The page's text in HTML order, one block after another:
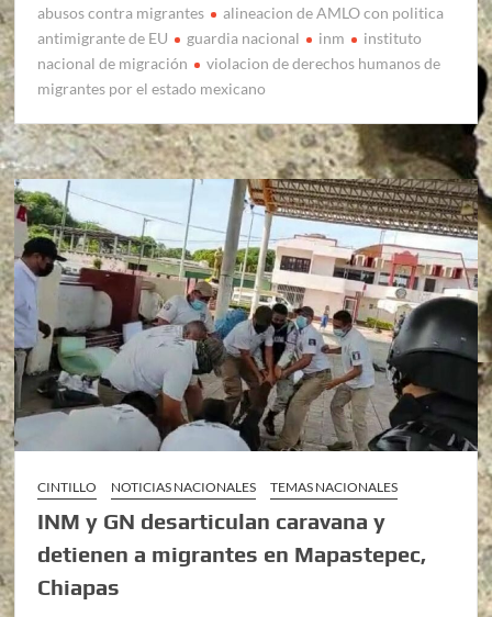
abusos contra migrantes
alineacion de AMLO con politica
antimigrante de EU
guardia nacional inm
instituto
nacional de migración
violacion de derechos humanos de
migrantes por el estado mexicano
CINTILLO NOTICIAS NACIONALES TEMAS NACIONALES
INM y GN desarticulan caravana y
detienen a migrantes en Mapastepec,
Chiapas